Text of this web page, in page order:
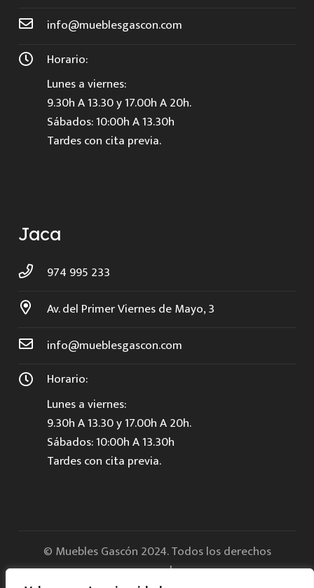
info@mueblesgascon.com
Horario:
Lunes a viernes:
9.30h A 13.30 y 17.00h A 20h.
Sábados: 10:00h A 13.30h
Tardes con cita previa.
Jaca
974 995 233
Av. del Primer Viernes de Mayo, 3
info@mueblesgascon.com
Horario:
Lunes a viernes:
9.30h A 13.30 y 17.00h A 20h.
Sábados: 10:00h A 13.30h
Tardes con cita previa.
© Muebles Gascón 2024. Todos los derechos
reservados.